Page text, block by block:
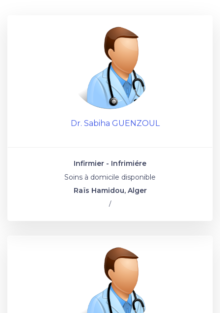
Dr. Sabiha GUENZOUL
Infirmier - Infrimiére
Soins à domicile disponible
Raïs Hamidou, Alger
/